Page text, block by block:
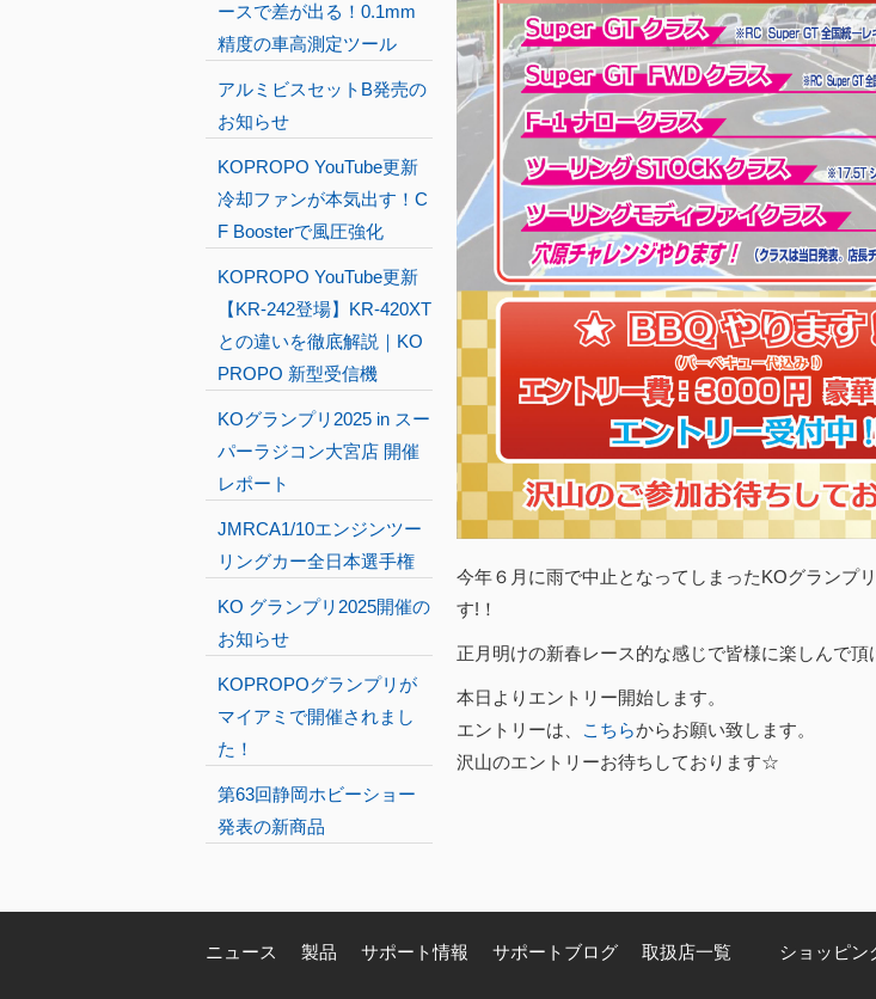
今年６月に雨で中止となってしまったKOグランプ
す!！
正月明けの新春レース的な感じで皆様に楽しんで頂
本日よりエントリー開始します。
エントリーは、
こちらからお願い致します。
沢山のエントリーお待ちしております☆
ースで差が出る！0.1mm
精度の車高測定ツール
アルミビスセットB発売の
お知らせ
KOPROPO YouTube更新
冷却ファンが本気出す！C
F Boosterで風圧強化
KOPROPO YouTube更新
【KR-242登場】KR-420XT
との違いを徹底解説｜KO
PROPO 新型受信機
KOグランプリ2025 in スー
パーラジコン大宮店 開催
レポート
JMRCA1/10エンジンツー
リングカー全日本選手権
KO グランプリ2025開催の
お知らせ
KOPROPOグランプリが
マイアミで開催されまし
た！
第63回静岡ホビーショー
発表の新商品
ニュース 製品 サポート情報 サポートブログ 取扱店一覧 ショッピン